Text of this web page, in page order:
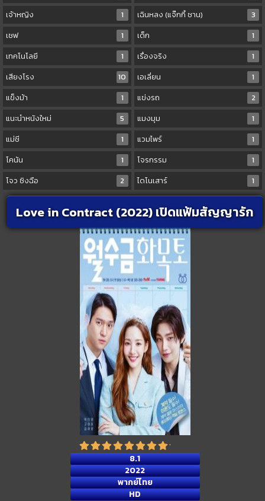
เจ้าหญิง
1 เฉินหลง (แจ๊กกี้ ชาน)
3
เชฟ
1 เด็ก
1
เทคโนโลยี
1 เรื่องจริง
1
เสียงโรง
10 เอเลี่ยน
1
แข็งม้า
1 แข่งรถ
2
แนะนำหนังใหม่
5 แมงมุม
1
แม่ชี
1 แวมไพร์
1
โคนัน
1 โจรกรรม
1
โจว ซิงฉือ
2 ไดโนเสาร์ 1
Love in Contract (2022) เปิดแฟ้มสัญญารัก
8.1
2022
พากย์ไทย
HD